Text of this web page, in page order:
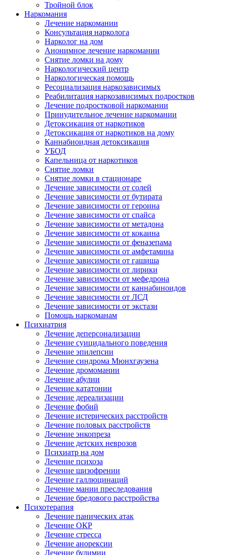
Тройной блок
Наркомания
Лечение наркомании
Консультация нарколога
Нарколог на дом
Анонимное лечение наркомании
Снятие ломки на дому
Наркологический центр
Наркологическая помощь
Ресоциализация наркозависимых
Реабилитация наркозависимых подростков
Лечение подростковой наркомании
Принудительное лечение наркомании
Детоксикация от наркотиков
Детоксикация от наркотиков на дому
Каннабиоидная детоксикация
УБОД
Капельница от наркотиков
Снятие ломки
Снятие ломки в стационаре
Лечение зависимости от солей
Лечение зависимости от бутирата
Лечение зависимости от героина
Лечение зависимости от спайса
Лечение зависимости от метадона
Лечение зависимости от кокаина
Лечение зависимости от феназепама
Лечение зависимости от амфетамина
Лечение зависимости от гашиша
Лечение зависимости от лирики
Лечение зависимости от мефедрона
Лечение зависимости от каннабиноидов
Лечение зависимости от ЛСД
Лечение зависимости от экстази
Помощь наркоманам
Психиатрия
Лечение деперсонализации
Лечение суицидального поведения
Лечение эпилепсии
Лечение синдрома Мюнхгаузена
Лечение дромомании
Лечение абулии
Лечение кататонии
Лечение дереализации
Лечение фобий
Лечение истерических расстройств
Лечение половых расстройств
Лечение энкопреза
Лечение детских неврозов
Психиатр на дом
Лечение психоза
Лечение шизофрении
Лечение галлюцинаций
Лечение мании преследования
Лечение бредового расстройства
Психотерапия
Лечение панических атак
Лечение ОКР
Лечение стресса
Лечение анорексии
Лечение булимии